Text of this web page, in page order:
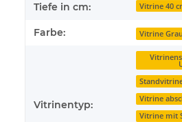
Tiefe in cm: Vitrine 40
Farbe: Vitrine Grau
Vitrinentyp:
Vitrine
Vitrine mit